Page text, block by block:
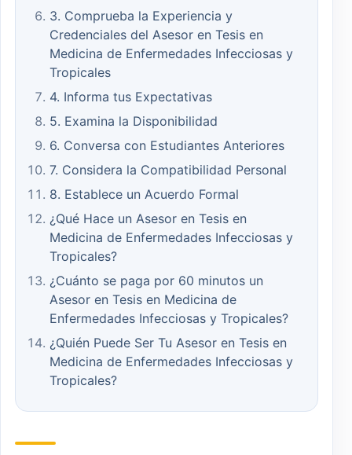
3. Comprueba la Experiencia y
Credenciales del Asesor en Tesis en
Medicina de Enfermedades Infecciosas y
Tropicales
4. Informa tus Expectativas
5. Examina la Disponibilidad
6. Conversa con Estudiantes Anteriores
7. Considera la Compatibilidad Personal
8. Establece un Acuerdo Formal
¿Qué Hace un Asesor en Tesis en
Medicina de Enfermedades Infecciosas y
Tropicales?
¿Cuánto se paga por 60 minutos un
Asesor en Tesis en Medicina de
Enfermedades Infecciosas y Tropicales?
¿Quién Puede Ser Tu Asesor en Tesis en
Medicina de Enfermedades Infecciosas y
Tropicales?